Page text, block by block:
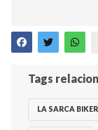
Tags
LA SARCA BIKER